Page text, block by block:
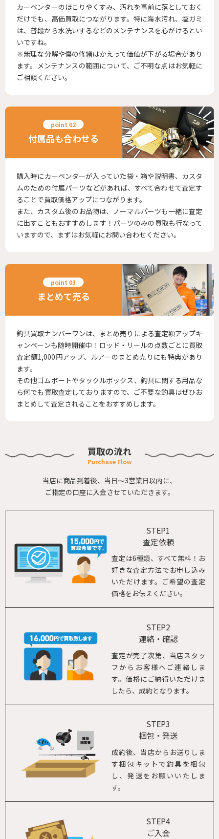
カーペンターのほこりやくすみ、汚れを事前に落としておく
だけでも、高価買取につながります。特に海水汚れ、塩ガミ
は、普段から水洗いするなどのメンテナンスを心がけるとい
いですね。
※無理な分解や傷の修繕はかえって価値が下がる場合があり
ます。メンテナンスの範囲について、ご不明な点はお気軽に
ご相談ください。
付属品も合わせる
購入時にカーペンターが入っていた袋・箱や説明書、カスタ
ムのための付属パーツなどがあれば、すべて合わせて査定す
ることで買取価格アップにつながります。
また、カスタム後のお品物は、ノーマルパーツも一緒に査定
に出すこともおすすめします！パーツのみの買取も行なって
いますので、まずはお気軽にお問い合わせください。
まとめて売る
釣具買取ナンバーワンは、まとめ売りによる査定額アップキ
ャンペーンも随時開催中！ロッド・リールの点数ごとに買取
査定額1,000円アップ、ルアーのまとめ売りにも特典があり
ます。
その他ゴムボートやタックルボックス、釣具に関する用品な
ら何でも買取査定しておりますので、ご不要な釣具はぜひお
まとめして査定されることをおすすめします。
買取の流れ
当店に商品到着後、当日～3営業日以内に、
ご指定の口座に入金させていただきます。
STEP1
査定依頼
査定は6種類、すべて無料！お
好きな査定方法でお申し込み
いただけます。ご希望の査定
価格をお伝えください。
STEP2
連絡・確認
査定が完了次第、当店スタッ
フからお客様へご連絡しま
す。価格にご納得いただけま
したら、成約となります。
STEP3
梱包・発送
成約後、当店からお送りしま
す梱包キットで釣具を梱包
し、発送をお願いいたしま
す。
STEP4
ご入金